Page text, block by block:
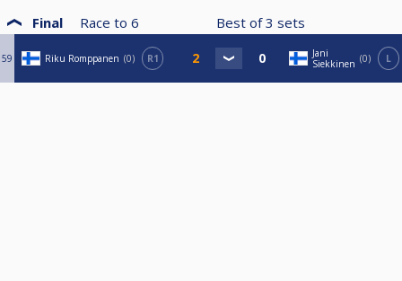
Final Race to 6 Best of3 sets
59 Riku Romppanen 0 R1
Jani
Siekkinen
0 L